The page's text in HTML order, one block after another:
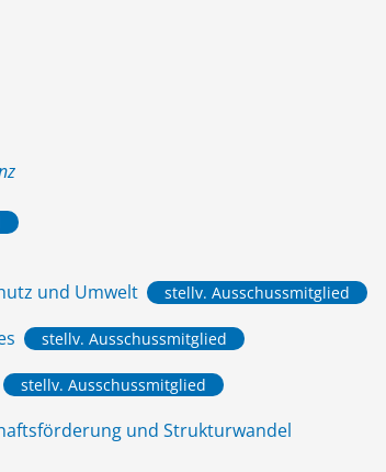
und Umwelt
stellv. Ausschussmitglied
stellv. Ausschussmitglied
stellv. Ausschussmitglied
und Strukturwandel